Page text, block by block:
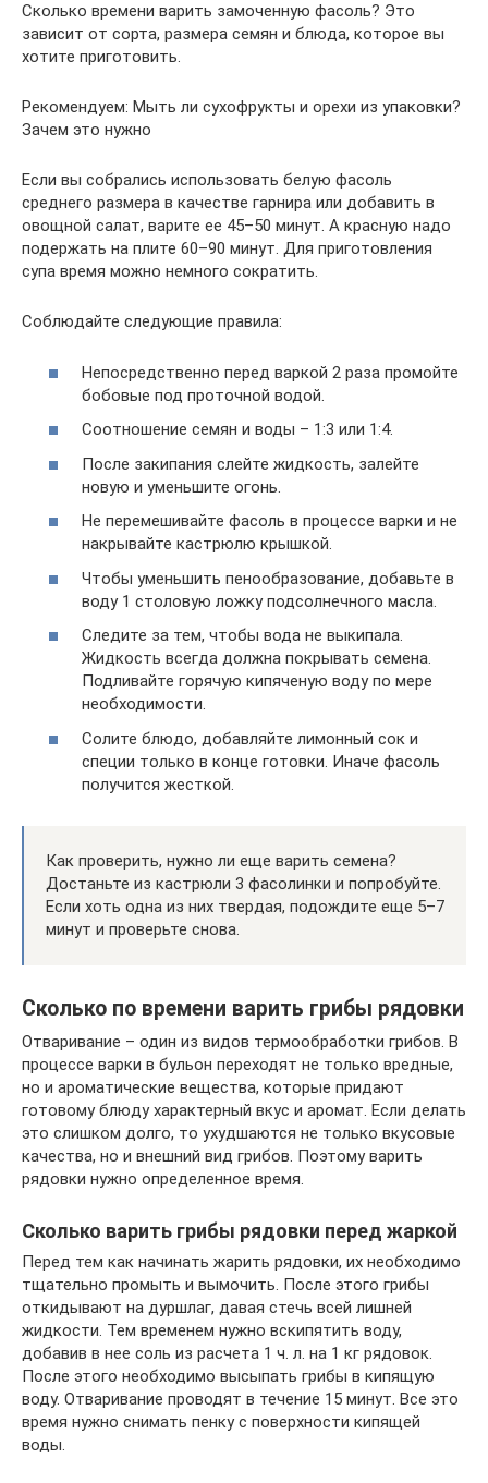
Сколько времени варить замоченную фасоль? Это
зависит от сорта, размера семян и блюда, которое вы
хотите приготовить.
Рекомендуем: Мыть ли сухофрукты и орехи из упаковки?
Зачем это нужно
Если вы собрались использовать белую фасоль
среднего размера в качестве гарнира или добавить в
овощной салат, варите ее 45–50 минут. А красную надо
подержать на плите 60–90 минут. Для приготовления
супа время можно немного сократить.
Соблюдайте следующие правила:
Непосредственно перед варкой 2 раза промойте
бобовые под проточной водой.
Соотношение семян и воды – 1:3 или 1:4.
После закипания слейте жидкость, залейте
новую и уменьшите огонь.
Не перемешивайте фасоль в процессе варки и не
накрывайте кастрюлю крышкой.
Чтобы уменьшить пенообразование, добавьте в
воду 1 столовую ложку подсолнечного масла.
Следите за тем, чтобы вода не выкипала.
Жидкость всегда должна покрывать семена.
Подливайте горячую кипяченую воду по мере
необходимости.
Солите блюдо, добавляйте лимонный сок и
специи только в конце готовки. Иначе фасоль
получится жесткой.
Как проверить, нужно ли еще варить семена?
Достаньте из кастрюли 3 фасолинки и попробуйте.
Если хоть одна из них твердая, подождите еще 5–7
минут и проверьте снова.
Сколько по времени варить грибы рядовки
Отваривание – один из видов термообработки грибов. В
процессе варки в бульон переходят не только вредные,
но и ароматические вещества, которые придают
готовому блюду характерный вкус и аромат. Если делать
это слишком долго, то ухудшаются не только вкусовые
качества, но и внешний вид грибов. Поэтому варить
рядовки нужно определенное время.
Сколько варить грибы рядовки перед жаркой
Перед тем как начинать жарить рядовки, их необходимо
тщательно промыть и вымочить. После этого грибы
откидывают на дуршлаг, давая стечь всей лишней
жидкости. Тем временем нужно вскипятить воду,
добавив в нее соль из расчета 1 ч. л. на 1 кг рядовок.
После этого необходимо высыпать грибы в кипящую
воду. Отваривание проводят в течение 15 минут. Все это
время нужно снимать пенку с поверхности кипящей
воды.